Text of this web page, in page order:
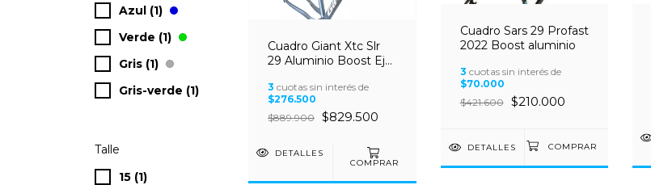
Azul (1)
Verde (1)
Gris (1)
Gris-verde (1)
Talle
15 (1)
Cuadro Giant Xtc Slr
29 Aluminio Boost Eje
3 cuotas sin interés de
$276.500
$889.900 $829.500
DETALLES
COMPRAR
Cuadro Sars 29 Profast
2022 Boost aluminio
3 cuotas sin interés de
$70.000
$421.600
$210.000
DETALLES